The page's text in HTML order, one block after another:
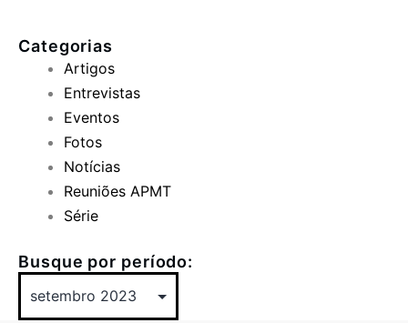
Categorias
Artigos
Entrevistas
Eventos
Fotos
Notícias
Reuniões APMT
Série
Busque por período: